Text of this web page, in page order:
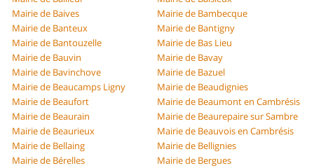
Mairie de Baives
Mairie de Bambecque
Mairie de Banteux
Mairie de Bantigny
Mairie de Bantouzelle
Mairie de Bas Lieu
Mairie de Bauvin
Mairie de Bavay
Mairie de Bavinchove
Mairie de Bazuel
Mairie de Beaucamps Ligny
Mairie de Beaudignies
Mairie de Beaufort
Mairie de Beaumont en Cambrésis
Mairie de Beaurain
Mairie de Beaurepaire sur Sambre
Mairie de Beaurieux
Mairie de Beauvois en Cambrésis
Mairie de Bellaing
Mairie de Bellignies
Mairie de Bérelles
Mairie de Bergues